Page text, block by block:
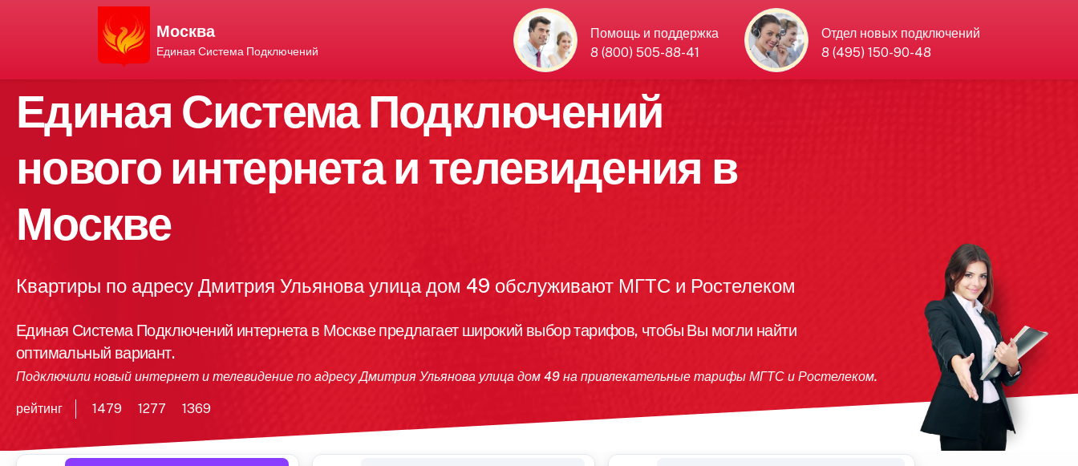
Москва
Единая Система Подключений
Помощь и поддержка
8 (800) 505-88-41
Отдел новых подключений
8 (495) 150-90-48
Единая Система Подключений
нового интернета и телевидения в
Москве
Квартиры по адресу Дмитрия Ульянова улица дом 49 обслуживают МГТС и Ростелеком
Единая Система Подключений интернета в Москве предлагает широкий выбор тарифов, чтобы Вы могли найти
оптимальный вариант.
Подключили новый интернет и телевидение по адресу Дмитрия Ульянова улица дом 49 на привлекательные тарифы МГТС и Ростелеком.
рейтинг 1479 1277 1369